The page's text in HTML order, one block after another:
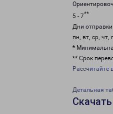
5 - 7**
Дни отправки
пн, вт, ср, чт,
*
** Срок
Рассчитайте
Детальная